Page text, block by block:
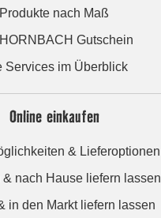
Produkte nach Maß
Gutschein
Services im Überblick
Online einkaufen
& Lieferoptionen
& nach Hause liefern lassen
in den Markt liefern lassen